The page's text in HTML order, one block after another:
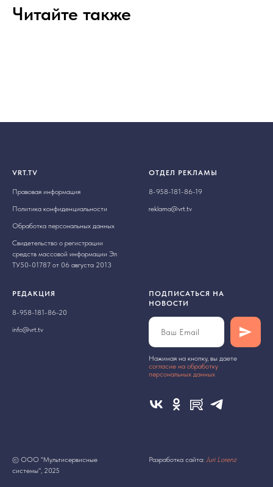
Читайте также
VRT.TV
Правовая информация
Политика конфиденциальности
Обработка персональных данных
Свидетельство о регистрации
средств массовой информации Эл
ТУ50-01787 от 06 августа 2013
ОТДЕЛ РЕКЛАМЫ
8-958-181-86-19
reklama@vrt.tv
РЕДАКЦИЯ
8-958-181-86-20
info@vrt.tv
ПОДПИСАТЬСЯ НА
НОВОСТИ
Нажимая на кнопку, вы даете
cогласие на обработку
персональных данных
© ООО "Мультисервисные
системы", 2025
Разработка сайта: Juri Lorenz